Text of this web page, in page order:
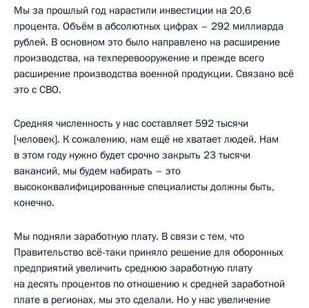
Мы за прошлый год нарастили инвестиции на 20,6
процента. Объём в абсолютных цифрах – 292 миллиарда
рублей. В основном это было направлено на расширение
производства, на техперевооружение и прежде всего
расширение производства военной продукции. Связано всё
это с СВО.
Средняя численность у нас составляет 592 тысячи
[человек]. К сожалению, нам ещё не хватает людей. Нам
в этом году нужно будет срочно закрыть 23 тысячи
вакансий, мы будем набирать – это
высококвалифицированные специалисты должны быть,
конечно.
Мы подняли заработную плату. В связи с тем, что
Правительство всё-таки приняло решение для оборонных
предприятий увеличить среднюю заработную плату
на десять процентов по отношению к средней заработной
плате в регионах, мы это сделали. Но у нас увеличение